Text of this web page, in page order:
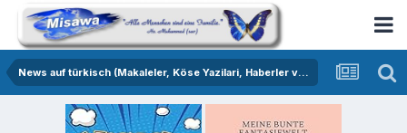
News auf türkisch (Makaleler, Köse Yazilari, Haberler vs.)